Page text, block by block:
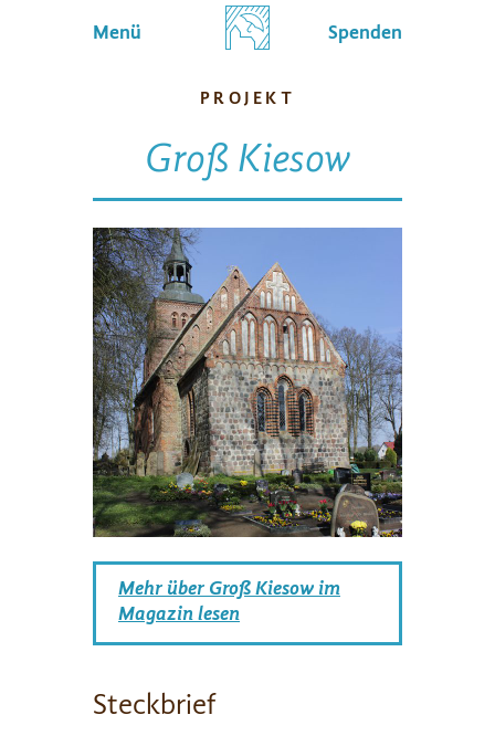
Menü Spenden
PROJEKT
Groß Kiesow
Mehr über Groß Kiesow im
Magazin lesen
Steckbrief